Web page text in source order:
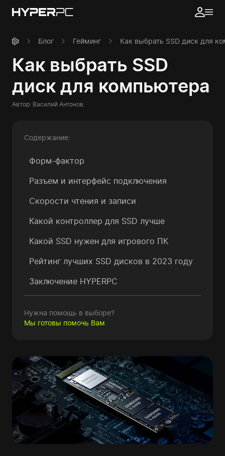
Блог Гейминг Как выбрать SSD диск для
Как выбрать SSD
диск для компьютера
Автор: Василий Антонов.
Содержание:
Форм-фактор
Разъем и интерфейс подключения
Скорости чтения и записи
Какой контроллер для SSD лучше
Какой SSD нужен для игрового ПК
Рейтинг лучших SSD дисков в 2023 году
Заключение HYPERPC
Нужна помощь в выборе?
Мы готовы помочь Вам